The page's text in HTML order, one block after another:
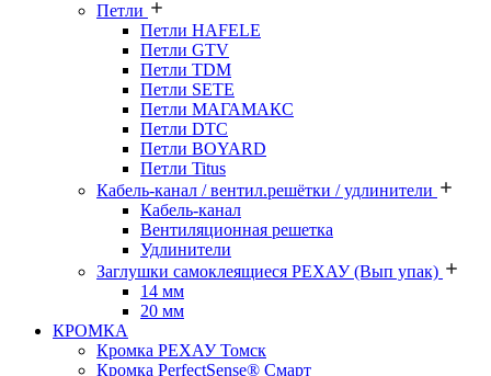
Петли
Петли HAFELE
Петли GTV
Петли TDM
Петли SETE
Петли МАГАМАКС
Петли DTC
Петли BOYARD
Петли Titus
Кабель-канал / вентил.решётки / удлинители
Кабель-канал
Вентиляционная решетка
Удлинители
Заглушки самоклеящиеся РЕХАУ (Вып упак)
14 мм
20 мм
КРОМКА
Кромка PЕХАУ Томск
Кромка PerfectSense® Смарт